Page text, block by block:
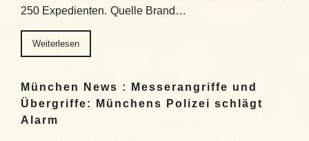
250 Expedienten. Quelle Brand…
Weiterlesen
München News : Messerangriffe und
Übergriffe: Münchens Polizei schlägt
Alarm